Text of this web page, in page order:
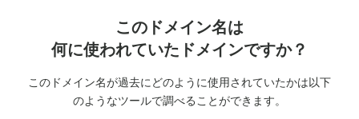
このドメイン名は
何に使われていたドメインですか？
このドメイン名が過去にどのように使用されていたかは以下
のようなツールで調べることができます。